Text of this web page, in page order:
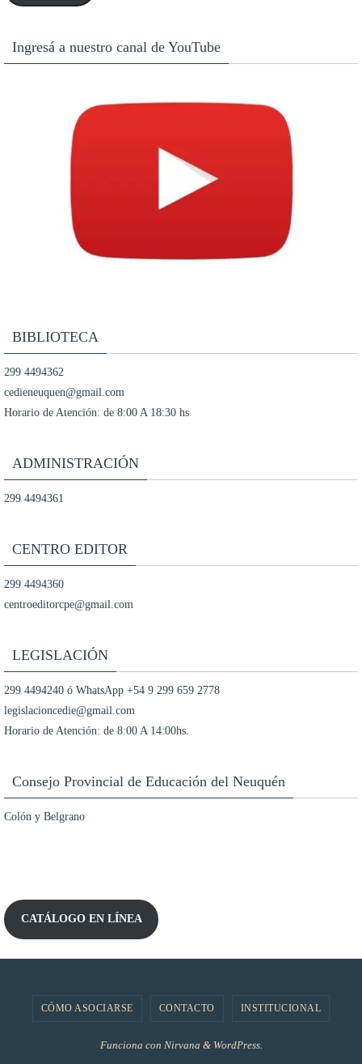
Ingresá a nuestro canal de YouTube
BIBLIOTECA
299 4494362
cedieneuquen@gmail.com
Horario de Atención: de 8:00 A 18:30 hs
ADMINISTRACIÓN
299 4494361
CENTRO EDITOR
299 4494360
centroeditorcpe@gmail.com
LEGISLACIÓN
299 4494240 ó WhatsApp +54 9 299 659 2778
legislacioncedie@gmail.com
Horario de Atención: de 8:00 A 14:00hs.
Consejo Provincial de Educación del Neuquén
Colón y Belgrano
CATÁLOGO EN LÍNEA
CÓMO ASOCIARSE CONTACTO INSTITUCIONAL
Funciona con Nirvana & WordPress.